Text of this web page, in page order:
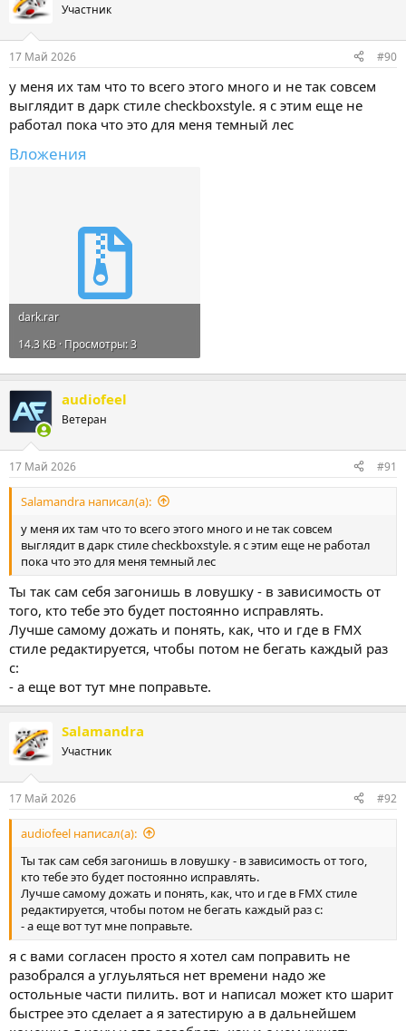
Участник
17 Май 2026 #90
у меня их там что то всего этого много и не так совсем
выглядит в дарк стиле checkboxstyle. я с этим еще не
работал пока что это для меня темный лес
Вложения
dark.rar
14.3 KB · Просмотры: 3
audiofeel
Ветеран
17 Май 2026 #91
Salamandra написал(а):
у меня их там что то всего этого много и не так совсем
выглядит в дарк стиле checkboxstyle. я с этим еще не работал
пока что это для меня темный лес
Ты так сам себя загонишь в ловушку - в зависимость от
того, кто тебе это будет постоянно исправлять.
Лучше самому дожать и понять, как, что и где в FMX
стиле редактируется, чтобы потом не бегать каждый раз
с:
- а еще вот тут мне поправьте.
Salamandra
Участник
17 Май 2026 #92
audiofeel написал(а):
Ты так сам себя загонишь в ловушку - в зависимость от того,
кто тебе это будет постоянно исправлять.
Лучше самому дожать и понять, как, что и где в FMX стиле
редактируется, чтобы потом не бегать каждый раз с:
- а еще вот тут мне поправьте.
я с вами согласен просто я хотел сам поправить не
разобрался а углуьляться нет времени надо же
остольные части пилить. вот и написал может кто шарит
быстрее это сделает а я затестирую а в дальнейшем